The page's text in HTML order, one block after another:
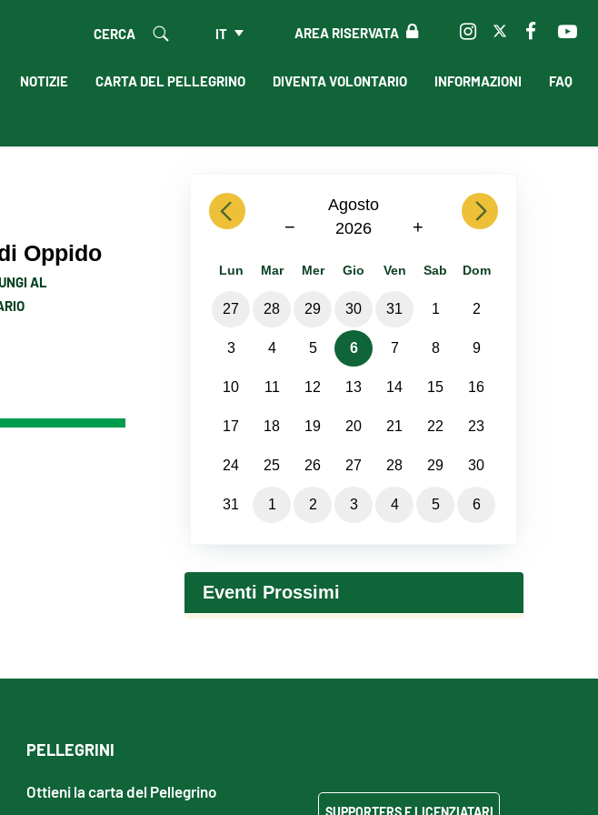
AREA RISERVATA
IT
CERCA
NOTIZIE CARTA DEL PELLEGRINO DIVENTA VOLONTARIO INFORMAZIONI FAQ
Oppido
AL
previous
Agosto
2026
− +
next
Lun Mar Mer Gio Ven Sab Dom
27 28 29 30 31 1 2
3 4 5 6 7 8 9
10 11 12 13 14 15 16
17 18 19 20 21 22 23
24 25 26 27 28 29 30
31 1 2 3 4 5 6
Eventi Prossimi
PELLEGRINI
Ottieni la carta del Pellegrino
SUPPORTERS E LICENZIATARI